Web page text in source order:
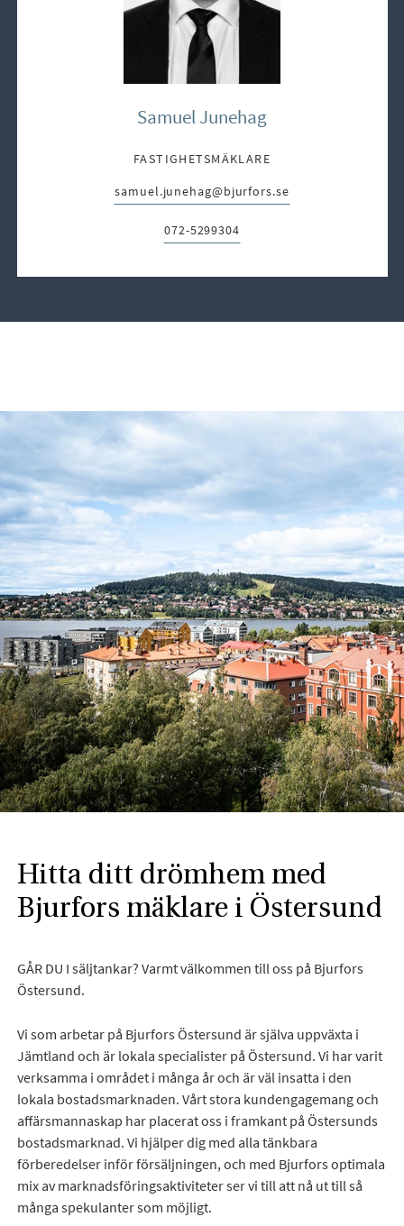
Samuel Junehag
FASTIGHETSMÄKLARE
E-post:
samuel.junehag@bjurfors.se
Telefon:
072-5299304
Hitta ditt drömhem med
Bjurfors mäklare i Östersund
GÅR DU I säljtankar? Varmt välkommen till oss på Bjurfors
Östersund.
Vi som arbetar på Bjurfors Östersund är själva uppväxta i
Jämtland och är lokala specialister på Östersund. Vi har varit
verksamma i området i många år och är väl insatta i den
lokala bostadsmarknaden. Vårt stora kundengagemang och
affärsmannaskap har placerat oss i framkant på Östersunds
bostadsmarknad. Vi hjälper dig med alla tänkbara
förberedelser inför försäljningen, och med Bjurfors optimala
mix av marknadsföringsaktiviteter ser vi till att nå ut till så
många spekulanter som möjligt.